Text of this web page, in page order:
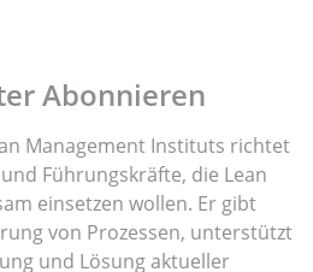
Abonnieren
Management Instituts richtet
Führungskräfte, die Lean
einsetzen wollen. Er gibt
von Prozessen, unterstützt
und Lösung aktueller